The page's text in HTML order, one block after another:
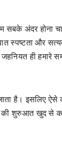
सबके अंदर
स्‍पष्‍टता और
जहनियत ही
है। इसलिए
की शुरुआत खुद से